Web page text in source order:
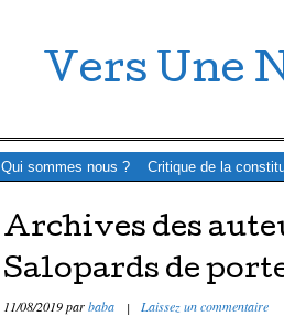
Vers Une
Menu ☰
Passer directement au contenu
Qui sommes nous ? Critique de la
Archives des
Salopards de
11/08/2019parbaba |
Laissez un commentaire